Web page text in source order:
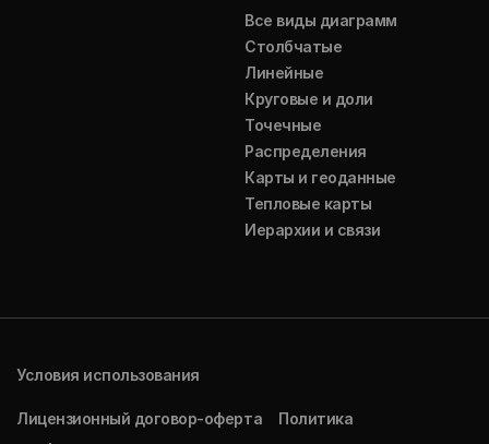
Все виды диаграмм
Столбчатые
Линейные
Круговые и доли
Точечные
Распределения
Карты и геоданные
Тепловые карты
Иерархии и связи
Условия использования
Лицензионный договор-оферта
Политика